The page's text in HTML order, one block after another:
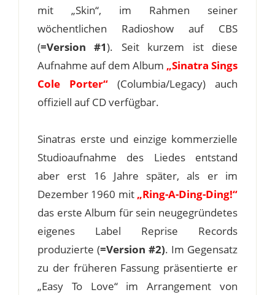
mit „Skin“, im Rahmen seiner
wöchentlichen Radioshow auf CBS
(=Version #1). Seit kurzem ist diese
Aufnahme auf dem Album „Sinatra Sings
Cole Porter“ (Columbia/Legacy) auch
offiziell auf CD verfügbar.
Sinatras erste und einzige kommerzielle
Studioaufnahme des Liedes entstand
aber erst 16 Jahre später, als er im
Dezember 1960 mit „Ring-A-Ding-Ding!“
das erste Album für sein neugegründetes
eigenes Label Reprise Records
produzierte (=Version #2). Im Gegensatz
zu der früheren Fassung präsentierte er
„Easy To Love“ im Arrangement von